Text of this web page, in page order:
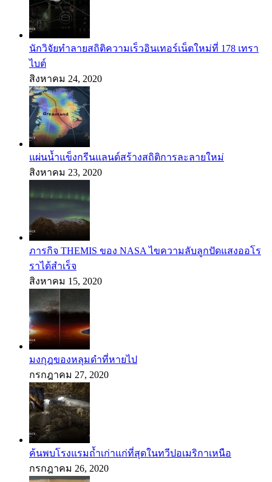
นักวิจัยทำลายสถิติความเร็วอินเทอร์เน็ตใหม่ที่ 178 เทรา
ไบต์
สิงหาคม 24, 2020
แผ่นน้ำแข็งกรีนแลนด์สร้างสถิติการละลายใหม่
สิงหาคม 23, 2020
ภารกิจ THEMIS ของ NASA ไขความลับลูกปัดแสงออโร
ราได้สำเร็จ
สิงหาคม 15, 2020
มงกุฎของหลุมดำที่หายไป
กรกฎาคม 27, 2020
ค้นพบโรงแรมถ้ำเก่าแก่ที่สุดในทวีปอเมริกาเหนือ
กรกฎาคม 26, 2020